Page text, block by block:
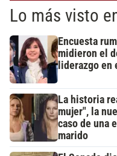
Lo más visto
Encuesta
midieron el
liderazgo
La historia
mujer", la
caso de una
marido